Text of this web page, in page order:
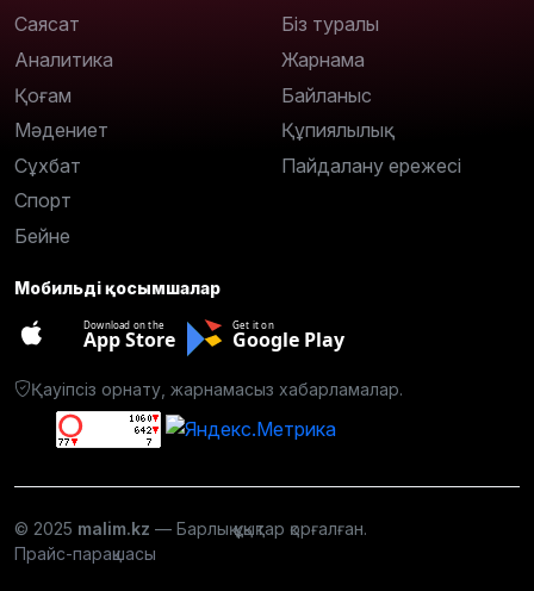
Саясат
Аналитика
Қоғам
Мәдениет
Сұхбат
Спорт
Бейне
Біз туралы
Жарнама
Байланыс
Құпиялылық
Пайдалану ережесі
Мобильді қосымшалар
Download on the
App Store
Get it on
Google Play
Қауіпсіз орнату, жарнамасыз хабарламалар.
© 2025 malim.kz — Барлық құқықтар қорғалған.
Прайс-парақшасы